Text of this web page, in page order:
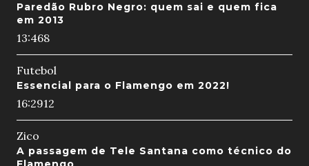
Paredão Rubro Negro: quem sai e quem fica
em 2013
13:468
Futebol
Essencial para o Flamengo em 2022!
16:2912
Zico
A passagem de Tele Santana como técnico do